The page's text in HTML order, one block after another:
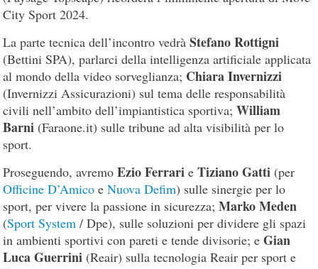
City Sport 2024.
La parte tecnica dell’incontro vedrà Stefano Rottigni
(Bettini SPA), parlarci della intelligenza artificiale applicata
al mondo della video sorveglianza; Chiara Invernizzi
(Invernizzi Assicurazioni) sul tema delle responsabilità
civili nell’ambito dell’impiantistica sportiva;William
Barni (Faraone.it) sulle tribune ad alta visibilità per lo
sport.
Proseguendo, avremoEzio FerrarieTiziano Gatti (per
Officine D’Amico eNuova Defim) sulle sinergie per lo
sport, per vivere la passione in sicurezza;Marko Meden
(Sport System / Dpe), sulle soluzioni per dividere gli spazi
in ambienti sportivi con pareti e tende divisorie; eGian
Luca Guerrini (Reair) sulla tecnologia Reair per sport e